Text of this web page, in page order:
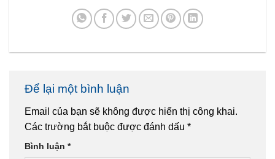
Để lại một bình luận
Email của bạn sẽ không được hiển thị công khai.
Các trường bắt buộc được đánh dấu *
Bình luận *